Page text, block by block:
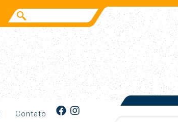
Contato